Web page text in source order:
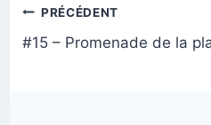
publication :
Navigation
de
PRÉCÉDENT
#15 – Promenade de la